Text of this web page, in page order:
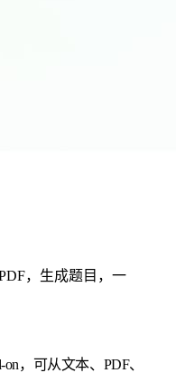
，生成题目，一
on，可从文本、PDF、